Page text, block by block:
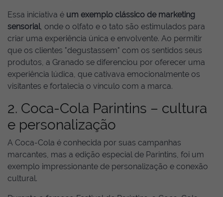
Essa iniciativa é um exemplo clássico de marketing
sensorial, onde o olfato e o tato são estimulados para
criar uma experiência única e envolvente. Ao permitir
que os clientes "degustassem" com os sentidos seus
produtos, a Granado se diferenciou por oferecer uma
experiência lúdica, que cativava emocionalmente os
visitantes e fortalecia o vínculo com a marca.
2. Coca-Cola Parintins – cultura
e personalização
A Coca-Cola é conhecida por suas campanhas
marcantes, mas a edição especial de Parintins, foi um
exemplo impressionante de personalização e conexão
cultural.